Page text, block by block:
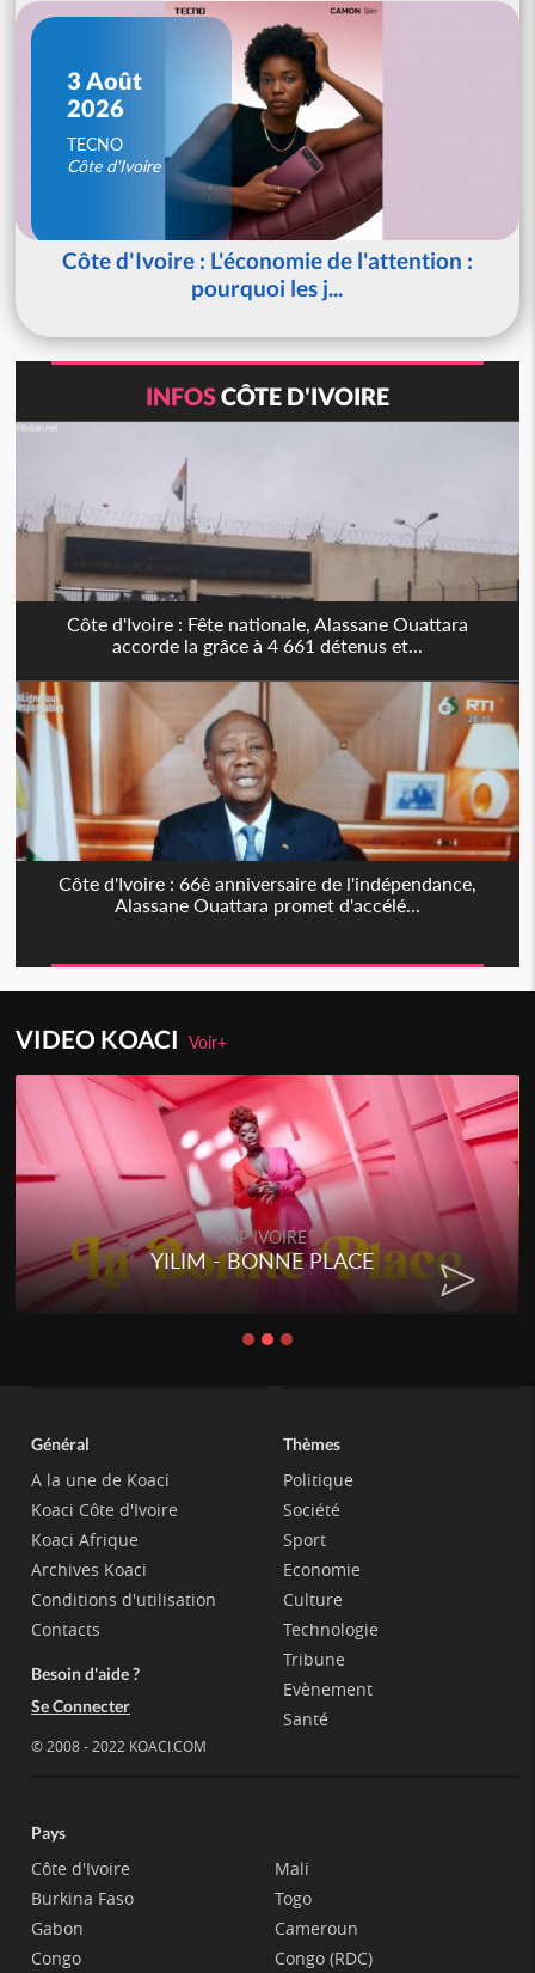
3 Août
2026
TECNO
Côte d'Ivoire
Côte d'Ivoire : L'économie de l'attention :
pourquoi les j...
INFOSCÔTE D'IVOIRE
Côte d'Ivoire : Fête nationale, Alassane Ouattara
accorde la grâce à 4 661 détenus et...
Côte d'Ivoire : 66è anniversaire de l'indépendance,
Alassane Ouattara promet d'accélé...
VIDEO KOACIVoir+
RAP IVOIRE
YILIM - BONNE PLACE
Général
A la une de Koaci
Koaci Côte d'Ivoire
Koaci Afrique
Archives Koaci
Conditions d'utilisation
Contacts
Besoin d'aide ?
Se Connecter
© 2008 - 2022 KOACI.COM
Thèmes
Politique
Société
Sport
Economie
Culture
Technologie
Tribune
Evènement
Santé
Pays
Côte d'Ivoire
Burkina Faso
Gabon
Congo
Mali
Togo
Cameroun
Congo (RDC)